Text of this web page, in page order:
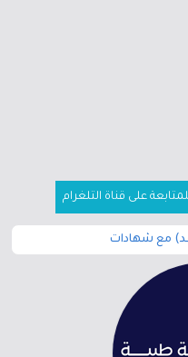
على قناة التلغرام
مع شهادات